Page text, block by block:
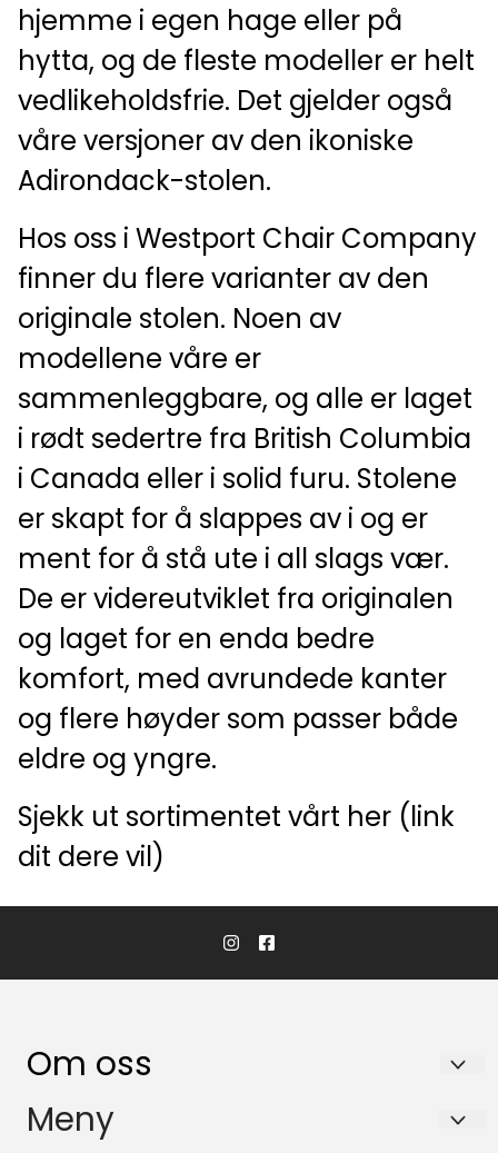
hjemme i egen hage eller på
hytta, og de fleste modeller er helt
vedlikeholdsfrie. Det gjelder også
våre versjoner av den ikoniske
Adirondack-stolen.
Hos oss i Westport Chair Company
finner du flere varianter av den
originale stolen. Noen av
modellene våre er
sammenleggbare, og alle er laget
i rødt sedertre fra British Columbia
i Canada eller i solid furu. Stolene
er skapt for å slappes av i og er
ment for å stå ute i all slags vær.
De er videreutviklet fra originalen
og laget for en enda bedre
komfort, med avrundede kanter
og flere høyder som passer både
eldre og yngre.
Sjekk ut sortimentet vårt her (link
dit dere vil)
Om oss
Hartman Nordic AS
Stålveien 15
Meny